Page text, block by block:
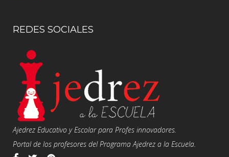
REDES SOCIALES
Ajedrez Educativo y Escolar para Profes innovadores.
Portal de los profesores del Programa Ajedrez a la Escuela.